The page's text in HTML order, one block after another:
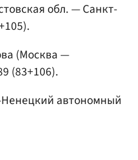
обл. — Санкт-
(Москва —
(83+106).
автономный